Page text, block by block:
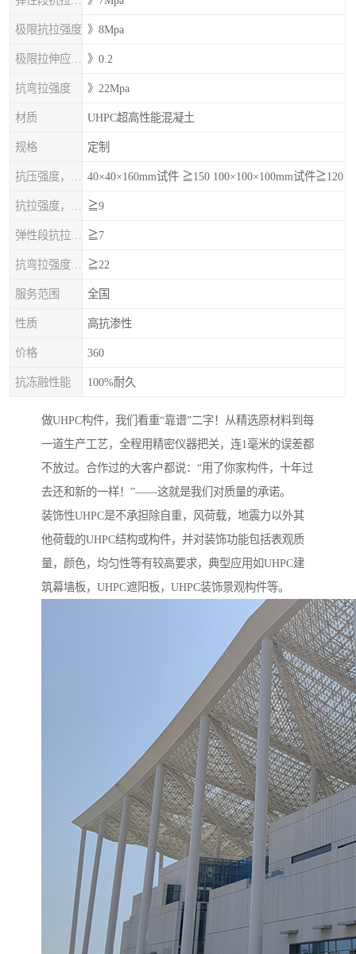
极限抗拉强度 》8Mpa
》0.2
抗弯拉强度 》22Mpa
材质 UHPC超高性能混凝土
规格 定制
40×40×160mm试件 ≧150 100×100×100mm试件≧120
≧9
≧7
≧22
服务范围 全国
性质 高抗渗性
价格 360
抗冻融性能 100%耐久
做UHPC构件，我们看重“靠谱”二字！从精选原材料到每
一道生产工艺，全程用精密仪器把关，连1毫米的误差都
不放过。合作过的大客户都说：“用了你家构件，十年过
去还和新的一样！”——这就是我们对质量的承诺。
装饰性UHPC是不承担除自重，风荷载，地震力以外其
他荷载的UHPC结构或构件，并对装饰功能包括表观质
量，颜色，均匀性等有较高要求，典型应用如UHPC建
筑幕墙板，UHPC遮阳板，UHPC装饰景观构件等。